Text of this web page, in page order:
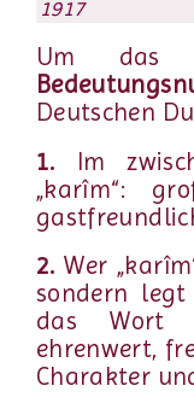
1917
Um das
Deutschen
1. Im
„karîm“:
2. Wer
sondern legt
das Wort
ehrenwert,
Charakter